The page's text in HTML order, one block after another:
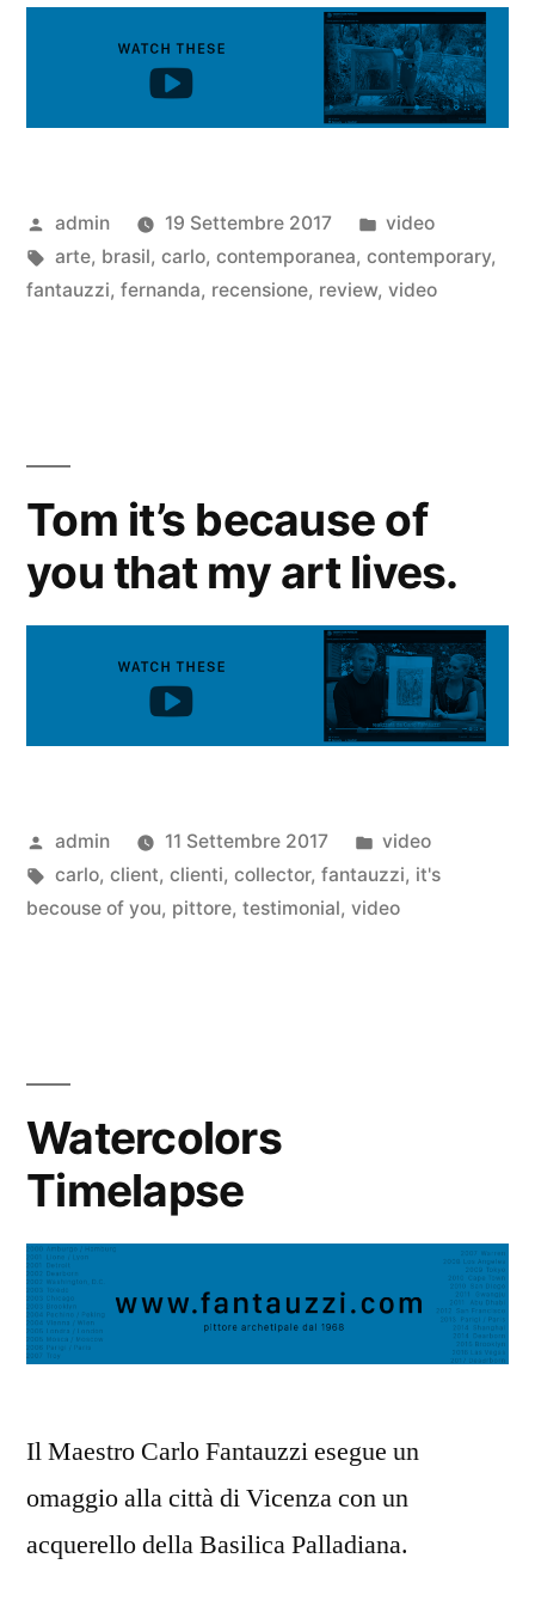
admin 19 Settembre 2017
video
arte, brasil, carlo, contemporanea, contemporary,
fantauzzi, fernanda, recensione, review, video
Tom it’s because of
you that my art lives.
admin 11 Settembre 2017
video
carlo, client, clienti, collector, fantauzzi, it's
becouse of you, pittore, testimonial, video
Watercolors
Timelapse
Il Maestro Carlo Fantauzzi esegue un
omaggio alla città di Vicenza con un
acquerello della Basilica Palladiana.